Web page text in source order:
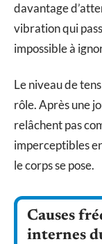
davantage
vibration qui
impossible à
Le niveau de
rôle. Après une
relâchent pas
imperceptibles
le corps se pose.
Causes
internes